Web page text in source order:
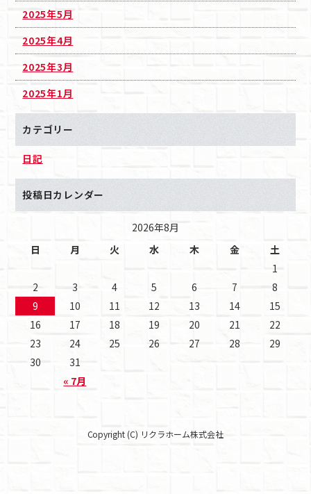
2025年5月
2025年4月
2025年3月
2025年1月
カテゴリー
日記
投稿日カレンダー
2026年8月
日
月 火 水 木 金 土
« 7月
1
2
3 4 5 6 7
8
9
10 11 12 13 14
15
16
17 18 19 20 21
22
23
24 25 26 27 28
29
30
31
Copyright (C) リクラホーム株式会社